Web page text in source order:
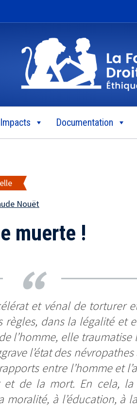
Impacts Documentation
Nouët
muerte !
et vénal de torturer
règles, dans la légalité et
l’homme, elle traumatise
l’état des
entre l’homme et
de la mort. En cela, la
à l’éducation, à